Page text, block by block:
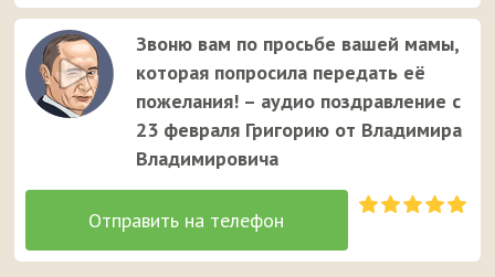
Звоню вам по просьбе вашей мамы,
которая попросила передать её
пожелания! – аудио поздравление с
23 февраля Григорию от Владимира
Владимировича